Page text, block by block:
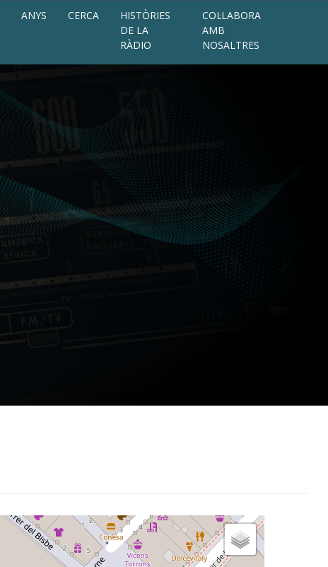
ANYS CERCA
HISTÒRIES
DE LA
RÀDIO
COL·LABORA
AMB
NOSALTRES